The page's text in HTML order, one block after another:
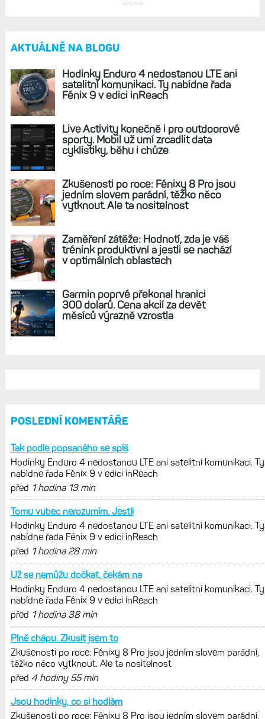
REKLAMA
AKTUÁLNĚ NA BLOGU
satelitní komunikaci. Ty nabídne řada
Fénix 9 v edici inReach
sporty. Mobil už umí zrcadlit data
cyklistiky, běhu i chůze
Garmin poprvé překonal hranici
300 dolarů. Cena akcií za devět
měsíců výrazně vzrostla